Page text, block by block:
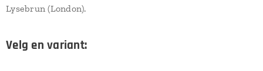
Lysebrun (London).
Velg en variant: